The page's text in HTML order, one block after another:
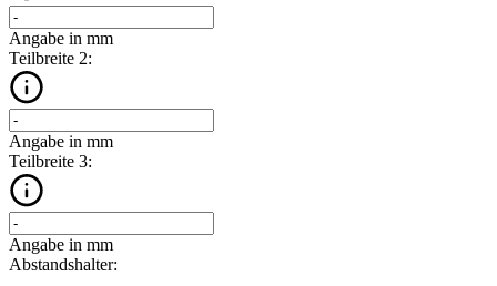
Angabe in mm
Teilbreite 2:
Angabe in mm
Teilbreite 3:
Angabe in mm
Abstandshalter: